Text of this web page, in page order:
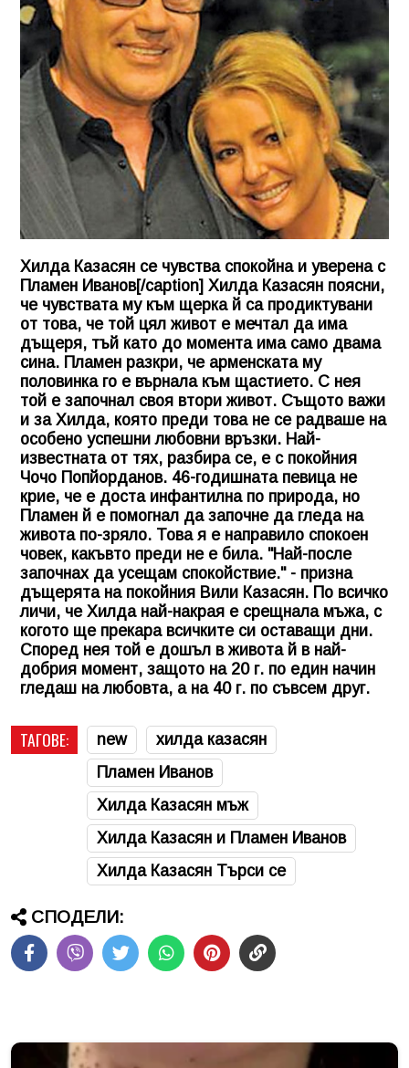
Хилда Казасян се чувства спокойна и уверена с
Пламен Иванов[/caption] Хилда Казасян поясни,
че чувствата му към щерка й са продиктувани
от това, че той цял живот е мечтал да има
дъщеря, тъй като до момента има само двама
сина. Пламен разкри, че арменската му
половинка го е върнала към щастието. С нея
той е започнал своя втори живот. Същото важи
и за Хилда, която преди това не се радваше на
особено успешни любовни връзки. Най-
известната от тях, разбира се, е с покойния
Чочо Попйорданов. 46-годишната певица не
крие, че е доста инфантилна по природа, но
Пламен й е помогнал да започне да гледа на
живота по-зряло. Това я е направило спокоен
човек, какъвто преди не е била. "Най-после
започнах да усещам спокойствие." - призна
дъщерята на покойния Вили Казасян. По всичко
личи, че Хилда най-накрая е срещнала мъжа, с
когото ще прекара всичките си оставащи дни.
Според нея той е дошъл в живота й в най-
добрия момент, защото на 20 г. по един начин
гледаш на любовта, а на 40 г. по съвсем друг.
ТАГОВЕ: new
хилда казасян
Пламен Иванов
Хилда Казасян мъж
Хилда Казасян и Пламен Иванов
Хилда Казасян Търси се
СПОДЕЛИ: